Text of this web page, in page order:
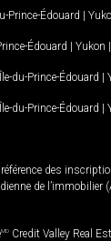
Prince-Édouard |
Édouard | Yukon |
Île-du-Prince-Édouard |
Île-du-Prince-Édouard |
des
de l’immobilier
MD Credit Valley Real